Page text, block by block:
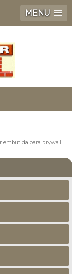
MENU
embutida para drywall